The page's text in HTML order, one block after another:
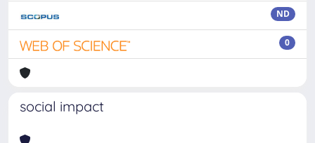
ND
0
social impact